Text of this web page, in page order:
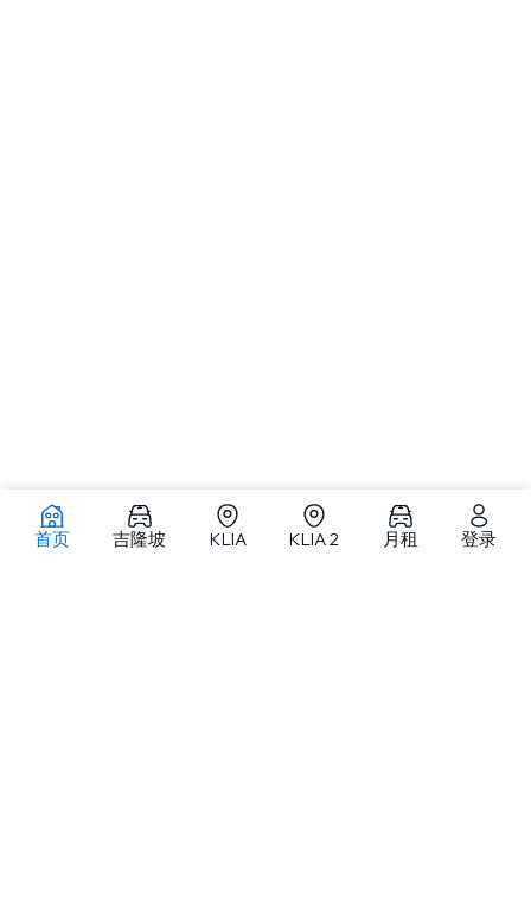
首页 吉隆坡 KLIA KLIA 2 月租 登录